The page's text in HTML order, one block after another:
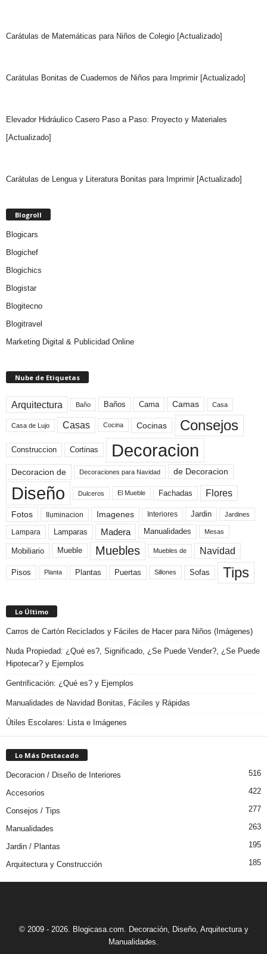
Carátulas de Matemáticas para Niños de Colegio [Actualizado]
Carátulas Bonitas de Cuadernos de Niños para Imprimir [Actualizado]
Elevador Hidráulico Casero Paso a Paso: Proyecto y Materiales
[Actualizado]
Carátulas de Lengua y Literatura Bonitas para Imprimir [Actualizado]
Blogroll
Blogicars
Blogichef
Blogichics
Blogistar
Blogitecno
Blogitravel
Marketing Digital & Publicidad Online
Nube de Etiquetas
Arquitectura Baño Baños Cama Camas Casa
Casa de Lujo Casas Cocina Cocinas Consejos
Construccion Cortinas Decoracion
Decoracion de Decoraciones para Navidad de Decoracion
Diseño Dulceros El Mueble Fachadas Flores
Fotos Iluminacion Imagenes Interiores Jardin Jardines
Lampara Lamparas Madera Manualidades Mesas
Mobiliario Mueble Muebles Muebles de Navidad
Pisos Planta Plantas Puertas Sillones Sofas Tips
Lo Último
Carros de Cartón Reciclados y Fáciles de Hacer para Niños (Imágenes)
Nuda Propiedad: ¿Qué es?, Significado, ¿Se Puede Vender?, ¿Se Puede
Hipotecar? y Ejemplos
Gentrificación: ¿Qué es? y Ejemplos
Manualidades de Navidad Bonitas, Fáciles y Rápidas
Útiles Escolares: Lista e Imágenes
Lo Más Destacado
Decoracion / Diseño de Interiores 516
Accesorios 422
Consejos / Tips 277
Manualidades 263
Jardin / Plantas 195
Arquitectura y Construcción 185
© 2009 - 2026. Blogicasa.com. Decoración, Diseño, Arquitectura y
Manualidades.